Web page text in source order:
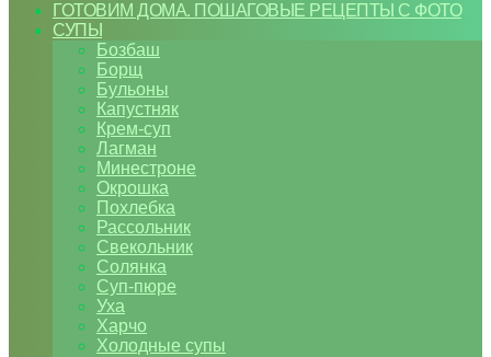
ГОТОВИМ ДОМА. ПОШАГОВЫЕ РЕЦЕПТЫ С ФОТО
СУПЫ
Бозбаш
Борщ
Бульоны
Капустняк
Крем-суп
Лагман
Минестроне
Окрошка
Похлебка
Рассольник
Свекольник
Солянка
Суп-пюре
Уха
Харчо
Холодные супы